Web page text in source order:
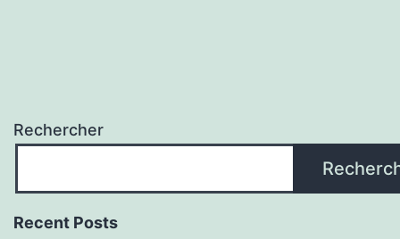
Rechercher
Recent Posts